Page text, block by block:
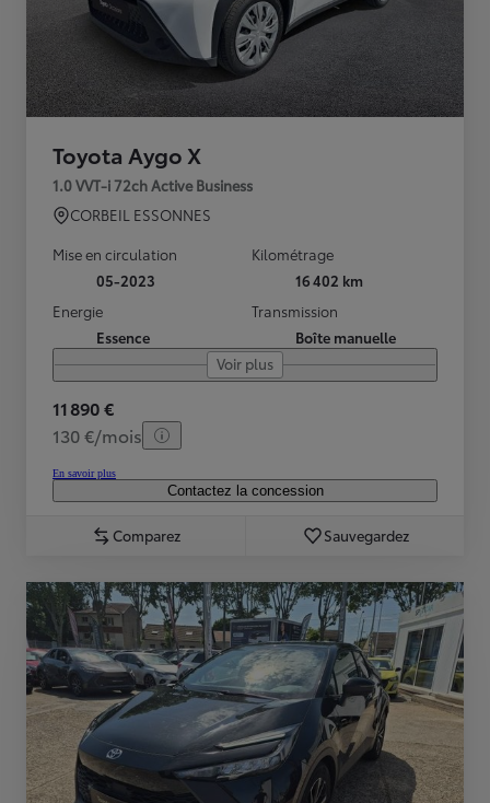
Toyota Aygo X
1.0 VVT-i 72ch Active Business
CORBEIL ESSONNES
Mise en circulation
05-2023
Kilométrage
16 402 km
Energie
Essence
Transmission
Boîte manuelle
Voir plus
11 890 €
130 €/mois
En savoir plus
Contactez la concession
Comparez Sauvegardez